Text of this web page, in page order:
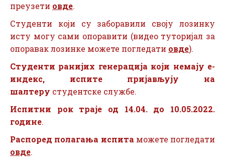
преузети овде.
Студенти који су заборавили своју лозинку
исту могу сами опоравити (видео туторијал за
опоравак лозинке можете погледати овде).
Студенти ранијих генерација који немају е-
индекс, испите пријављују на
шалтеру студентске службе.
Испитни рок траје од 14.04. до 10.05.2022.
године.
Распоред полагања испита можете погледати
овде.